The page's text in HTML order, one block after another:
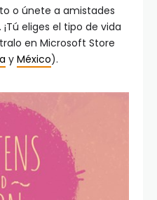
o únete a amistades
eliges el tipo de vida
en Microsoft Store
y México).